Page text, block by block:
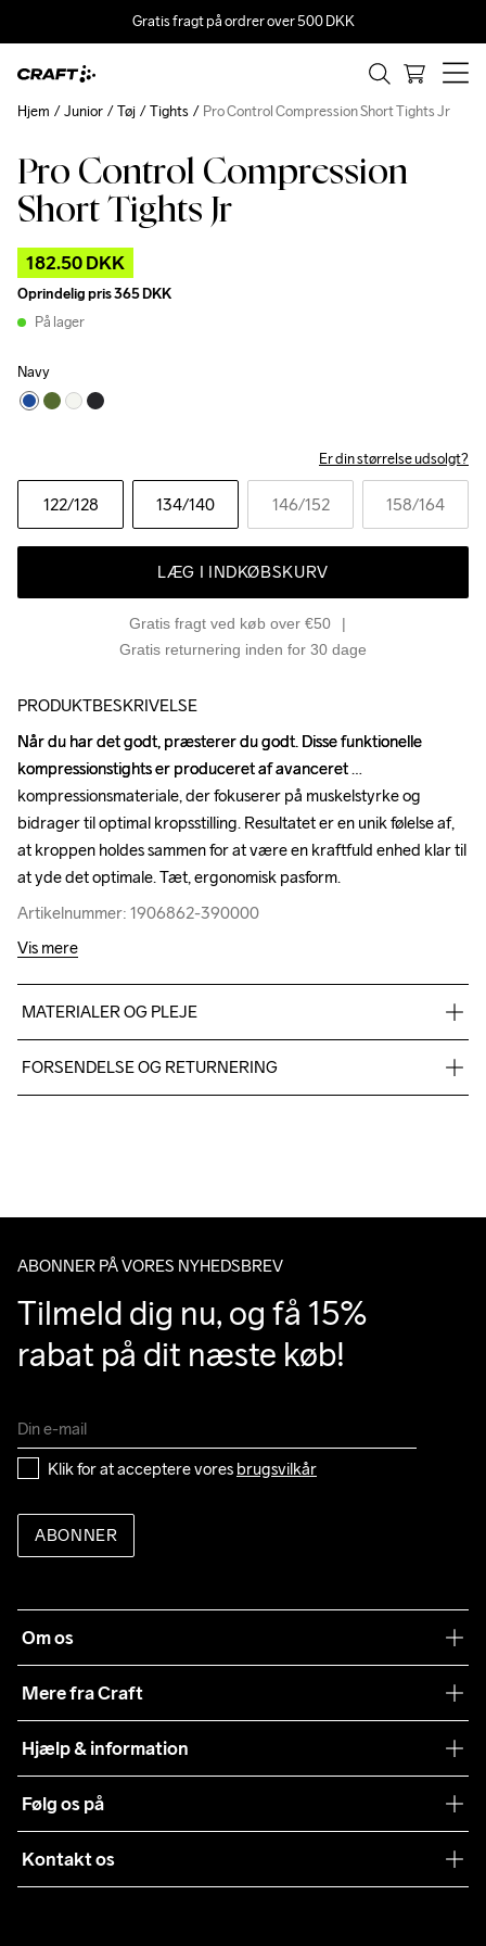
Gratis fragt på ordrer over 500 DKK
Pro Control Compression
Short Tights Jr
182.50 DKK
Oprindelig pris365 DKK
På lager
Navy
Er din størrelse udsolgt?
122/128 134/140 146/152 158/164
LÆG I INDKØBSKURV
Gratis fragt ved køb over €50
Gratis returnering inden for 30 dage
Hjem Junior Tøj Tights Pro Control Compression Short Tights Jr
Outlet
PRODUKTBESKRIVELSE
Når du har det godt, præsterer du godt. Disse funktionelle
kompressionstights er produceret af avanceret
kompressionsmateriale, der fokuserer på muskelstyrke og
bidrager til optimal kropsstilling. Resultatet er en unik følelse af,
at kroppen holdes sammen for at være en kraftfuld enhed klar til
at yde det optimale. Tæt, ergonomisk pasform.
Artikelnummer: 1906862-390000
Når du har det godt, præsterer du godt. Disse funktionelle
kompressionstights er produceret af avanceret
kompressionsmateriale, der fokuserer på muskelstyrke og
bidrager til optimal kropsstilling. Resultatet er en unik følelse af,
at kroppen holdes sammen for at være en kraftfuld enhed klar til
at yde det optimale. Tæt, ergonomisk pasform.
Artikelnummer: 1906862-390000
Vis mere
MATERIALER OG PLEJE
FORSENDELSE OG RETURNERING
ABONNER PÅ VORES NYHEDSBREV
Tilmeld dig nu, og få 15%
rabat på dit næste køb!
Klik for at acceptere vores brugsvilkår
ABONNER
Om os
Mere fra Craft
Samarbejder
Presse
Sustainability
Hjælp & information
Levering
Kundeservice
Følg os på
Kontakt os